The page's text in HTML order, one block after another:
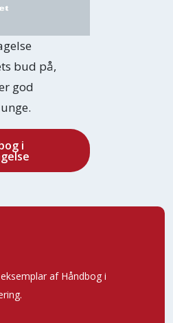
bud på,
god
i
af Håndbog i